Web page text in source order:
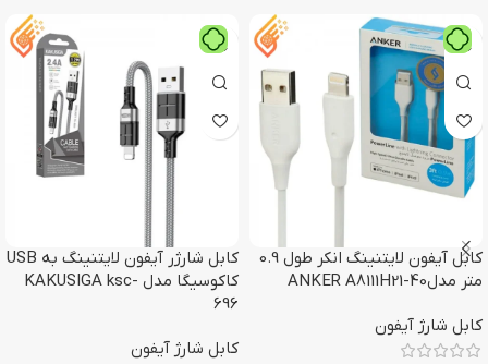
کابل آیفون لایتنینگ انکر طول 0.9
متر مدلANKER A8111H21-40
کابل شارژ آیفون
کابل شارژر آیفون لایتنینگ به USB
کاکوسیگا مدل KAKUSIGA ksc-
696
کابل شارژ آیفون